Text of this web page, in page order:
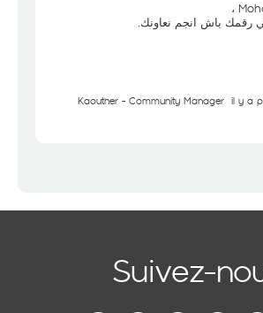
رقمك باش انجم نعاونك.
Kaouther - Community Manager il y a
Suivez-